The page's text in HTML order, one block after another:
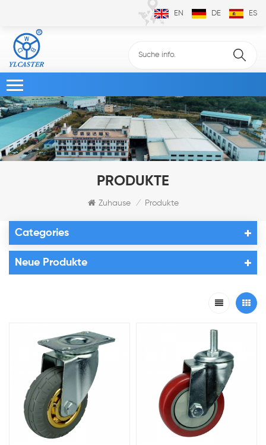
EN DE ES
PRODUKTE
Zuhause / Produkte
Categories
Neue Produkte